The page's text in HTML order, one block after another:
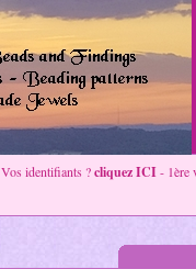
Vos identifiants ?cliquez ICI- 1ère